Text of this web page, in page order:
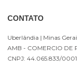
CONTATO
Uberlândia | Minas
AMB - COMERCIO DE
CNPJ: 44.065.833/